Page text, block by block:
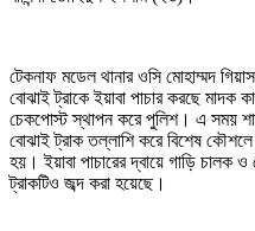
টেকনাফ মডেল থানার ওসি মোহাম্মদ
বোঝাই ট্রাকে ইয়াবা পাচার করছে মাদক
চেকপোস্ট স্থাপন করে পুলিশ। এ সময়
বোঝাই ট্রাক তল্লাশি করে বিশেষ কৌশলে
হয়। ইয়াবা পাচারের দ্বায়ে গাড়ি চালক
ট্রাকটিও জব্দ করা হয়েছে।